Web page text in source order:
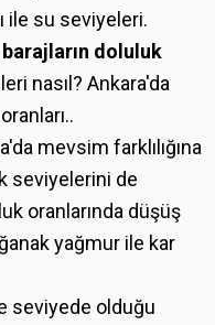
ile su seviyeleri.
doluluk
nasıl? Ankara'da
mevsim farklılığına
seviyelerini de
oranlarında düşüş
yağmur ile kar
seviyede olduğu